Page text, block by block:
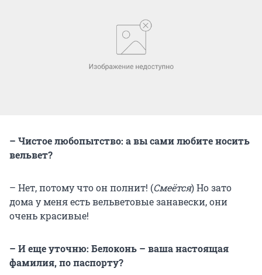
– Чистое любопытство: а вы сами любите носить
вельвет?
– Нет, потому что он полнит! (Смеётся) Но зато
дома у меня есть вельветовые занавески, они
очень красивые!
– И еще уточню: Белоконь – ваша настоящая
фамилия, по паспорту?